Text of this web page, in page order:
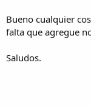
Bueno cualquier
falta que agregue
Saludos.